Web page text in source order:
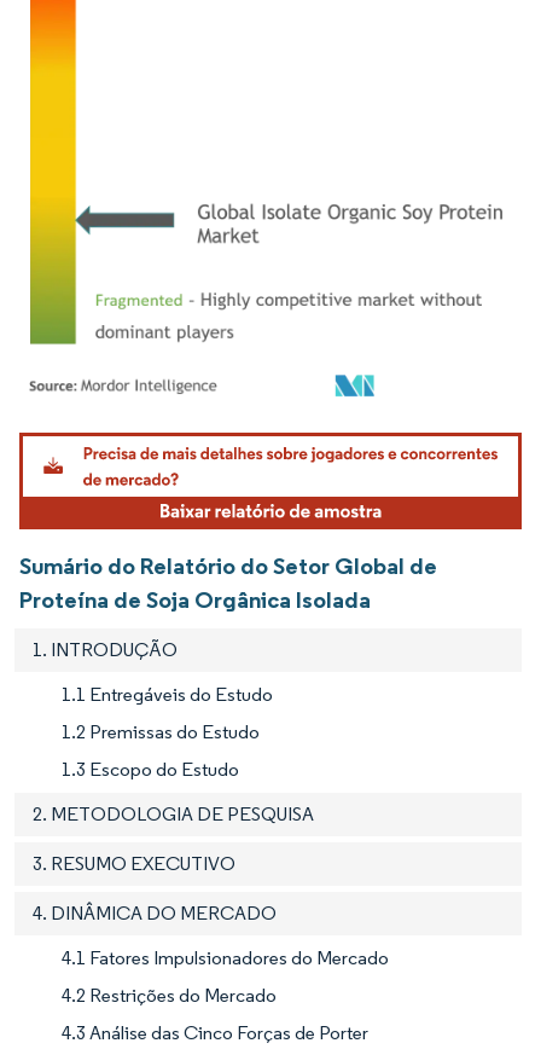
Imagem © Mordor Intelligence. O reuso requer atribuição conforme CC BY 4.0.
Sumário do Relatório do Setor Global de
Proteína de Soja Orgânica Isolada
1. INTRODUÇÃO
1.1 Entregáveis do Estudo
1.2 Premissas do Estudo
1.3 Escopo do Estudo
2. METODOLOGIA DE PESQUISA
3. RESUMO EXECUTIVO
4. DINÂMICA DO MERCADO
4.1 Fatores Impulsionadores do Mercado
4.2 Restrições do Mercado
4.3 Análise das Cinco Forças de Porter